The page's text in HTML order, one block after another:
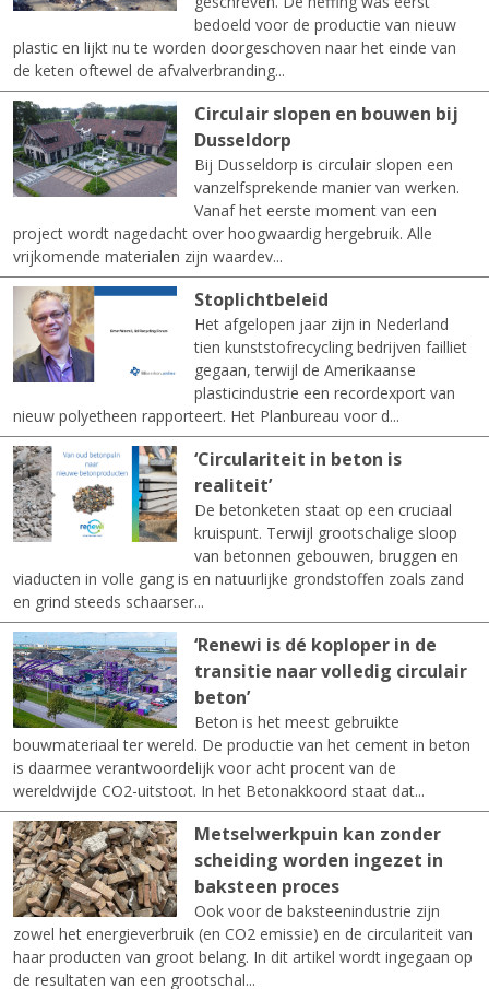
bedoeld voor de productie van nieuw
plastic en lijkt nu te worden doorgeschoven naar het einde van
de keten oftewel de afvalverbranding...
Circulair slopen en bouwen bij
Dusseldorp
Bij Dusseldorp is circulair slopen een
vanzelfsprekende manier van werken.
Vanaf het eerste moment van een
project wordt nagedacht over hoogwaardig hergebruik. Alle
vrijkomende materialen zijn waardev...
Stoplichtbeleid
Het afgelopen jaar zijn in Nederland
tien kunststofrecycling bedrijven failliet
gegaan, terwijl de Amerikaanse
plasticindustrie een recordexport van
nieuw polyetheen rapporteert. Het Planbureau voor d...
‘Circulariteit in beton is
realiteit’
De betonketen staat op een cruciaal
kruispunt. Terwijl grootschalige sloop
van betonnen gebouwen, bruggen en
viaducten in volle gang is en natuurlijke grondstoffen zoals zand
en grind steeds schaarser...
‘Renewi is dé koploper in de
transitie naar volledig circulair
beton’
Beton is het meest gebruikte
bouwmateriaal ter wereld. De productie van het cement in beton
is daarmee verantwoordelijk voor acht procent van de
wereldwijde CO2-uitstoot. In het Betonakkoord staat dat...
Metselwerkpuin kan zonder
scheiding worden ingezet in
baksteen proces
Ook voor de baksteenindustrie zijn
zowel het energieverbruik (en CO2 emissie) en de circulariteit van
haar producten van groot belang. In dit artikel wordt ingegaan op
de resultaten van een grootschal...